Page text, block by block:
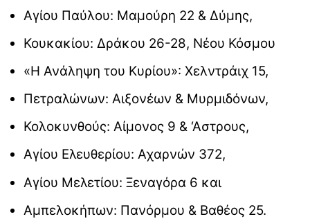
Αγίου Παύλου: Μαμούρη 22 & Δύμης,
Κουκακίου: Δράκου 26-28, Νέου Κόσμου
«Η Ανάληψη του Κυρίου»: Χελντράιχ 15,
Πετραλώνων: Αιξονέων & Μυρμιδόνων,
Κολοκυνθούς: Αίμονος 9 & ‘Αστρους,
Αγίου Ελευθερίου: Αχαρνών 372,
Αγίου Μελετίου: Ξεναγόρα 6 και
Αμπελοκήπων: Πανόρμου & Βαθέος 25.